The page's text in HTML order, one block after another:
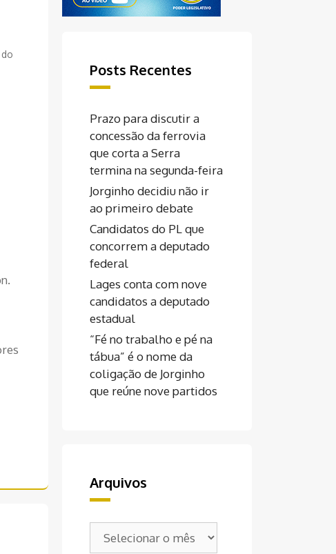
Posts Recentes
Prazo para discutir a
concessão da ferrovia
que corta a Serra
termina na segunda-feira
Jorginho decidiu não ir
ao primeiro debate
Candidatos do PL que
concorrem a deputado
federal
Lages conta com nove
candidatos a deputado
estadual
“Fé no trabalho e pé na
tábua” é o nome da
coligação de Jorginho
que reúne nove partidos
Arquivos